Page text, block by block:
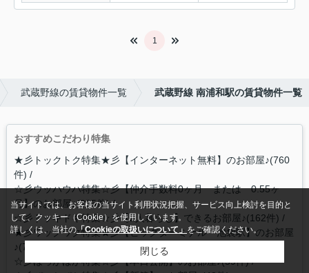
1
武蔵野線の賃貸物件一覧 武蔵野線 南浦和駅の賃貸物件一覧
おすすめこだわり特集
★彡トックトク特集★彡【インターネット無料】のお部屋♪(760
件)
☆彡ウッハウハ特集☆彡【仲介手数料0ヶ月 または 0.55ヶ
月】のお部屋♪(295件)
☆彡ドッキドキ特集☆彡【2人暮らし】できるお部屋♪(162件)
★彡ワックワク特集★彡【ビッグターミナル 池袋駅】のお部屋
♪(72件)
☆彡ほっかほか特集☆彡【本日公開】のお部屋♪(59件)
当サイトでは、お客様の当サイト利用状況把握、サービス向上検討を目的と
して、クッキー（Cookie）を使用しています。
詳しくは、当社の「Cookieの取扱いについて」 をご確認ください。
閉じる